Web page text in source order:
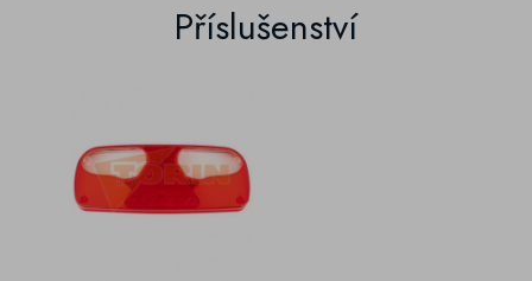
Příslušenství